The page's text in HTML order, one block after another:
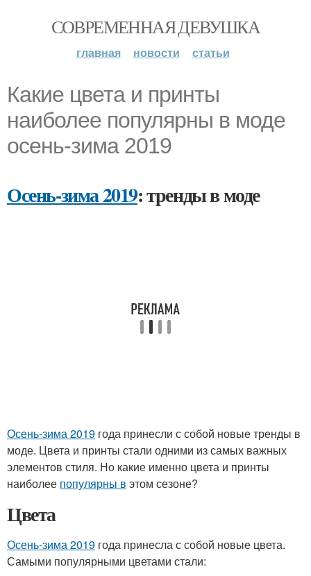
СОВРЕМЕННАЯ ДЕВУШКА
главная новости статьи
Какие цвета и принты
наиболее популярны в моде
осень-зима 2019
Осень-зима 2019: тренды в моде
Осень-зима 2019 года принесли с собой новые тренды в
моде. Цвета и принты стали одними из самых важных
элементов стиля. Но какие именно цвета и принты
наиболее популярны в этом сезоне?
Цвета
Осень-зима 2019 года принесла с собой новые цвета.
Самыми популярными цветами стали: